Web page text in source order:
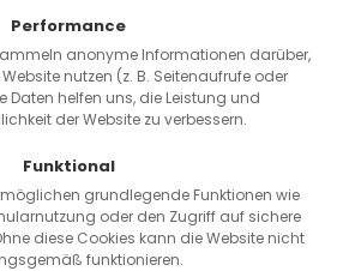
Performance
anonyme Informationen darüber,
nutzen (z. B. Seitenaufrufe oder
Daten helfen uns, die Leistung und
der Website zu verbessern.
Funktional
grundlegende Funktionen wie
oder den Zugriff auf sichere
diese Cookies kann die Website nicht
funktionieren.